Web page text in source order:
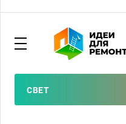
СВЕТ